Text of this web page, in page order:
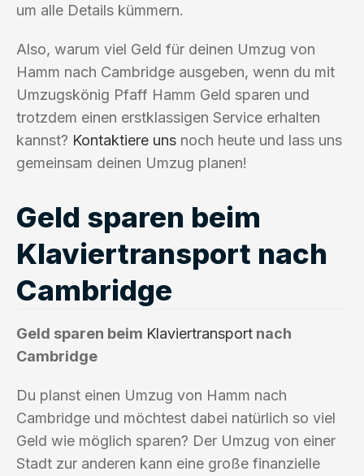
um alle Details kümmern.
Also, warum viel Geld für deinen Umzug von
Hamm nach Cambridge ausgeben, wenn du mit
Umzugskönig Pfaff Hamm Geld sparen und
trotzdem einen erstklassigen Service erhalten
kannst? Kontaktiere uns noch heute und lass uns
gemeinsam deinen Umzug planen!
Geld sparen beim
Klaviertransport nach
Cambridge
Geld sparen beim Klaviertransport nach
Cambridge
Du planst einen Umzug von Hamm nach
Cambridge und möchtest dabei natürlich so viel
Geld wie möglich sparen? Der Umzug von einer
Stadt zur anderen kann eine große finanzielle